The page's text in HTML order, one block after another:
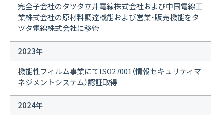
完全子会社のタツタ立井電線株式会社および中国電線工
業株式会社の原材料調達機能および営業・販売機能をタ
ツタ電線株式会社に移管
2023年
機能性フィルム事業にてISO27001（情報セキュリティマ
ネジメントシステム）認証取得
2024年